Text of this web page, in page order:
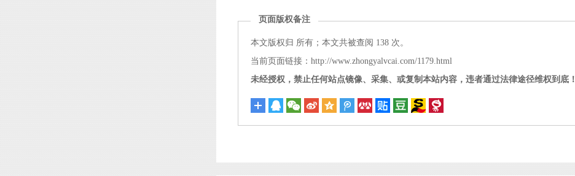
页面版权备注
本文版权归 所有；本文共被查阅 138 次。
当前页面链接：http://www.zhongyalvcai.com/1179.html
未经授权，禁止任何站点镜像、采集、或复制本站内容，违者通过法律途径维权到底！